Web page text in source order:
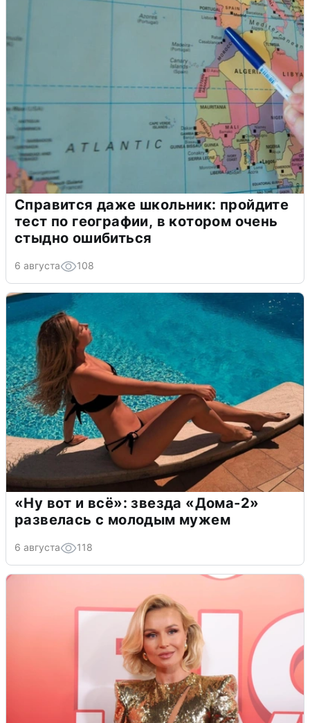
Справится даже школьник: пройдите
тест по географии, в котором очень
стыдно ошибиться
6 августа 108
«Ну вот и всё»: звезда «Дома-2»
развелась с молодым мужем
6 августа 118